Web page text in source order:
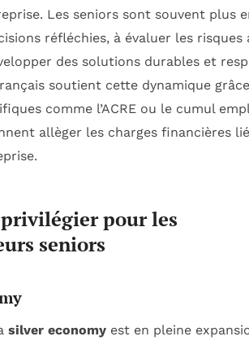
Les seniors sont souvent plus
réfléchies, à évaluer les risques
des solutions durables et
soutient cette dynamique
comme l’ACRE ou le cumul
allèger les charges financières
privilégier pour les
seniors
silver economy est en pleine